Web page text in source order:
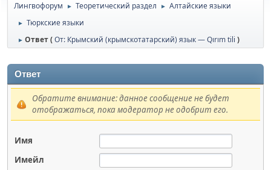
Лингвофорум ► Теоретический раздел ► Алтайские языки
► Тюркские языки
► Ответ (От: Крымский (крымскотатарский) язык — Qırım tili)
Ответ
Обратите внимание: данное сообщение не будет
отображаться, пока модератор не одобрит его.
Имя
Имейл